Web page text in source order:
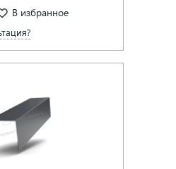
В избранное